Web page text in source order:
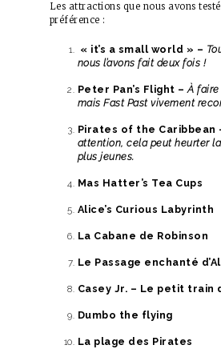
Les attractions que nous avons
préférence :
« it’s a small world » –
nous l’avons fait deux fois !
Peter Pan’s Flight –À
mais Fast Past vivement
Pirates of the Caribbean
attention, cela peut heurter
plus jeunes.
Mas Hatter’s Tea Cups
Alice’s Curious Labyrinth
La Cabane de Robinson
Le Passage enchanté
Casey Jr. – Le petit train
Dumbo the flying
La plage des Pirates